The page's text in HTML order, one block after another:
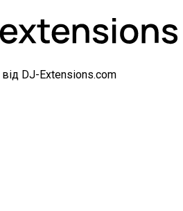
від DJ-Extensions.com